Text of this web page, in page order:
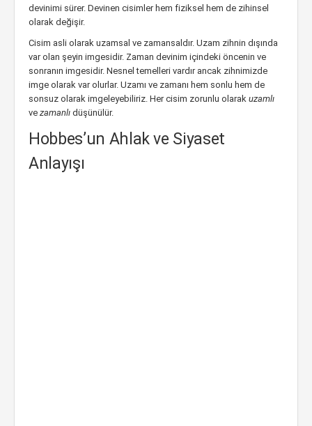
devinimi sürer. Devinen cisimler hem fiziksel hem de zihinsel
olarak değişir.
Cisim asli olarak uzamsal ve zamansaldır. Uzam zihnin dışında
var olan şeyin imgesidir. Zaman devinim içindeki öncenin ve
sonranın imgesidir. Nesnel temelleri vardır ancak zihnimizde
imge olarak var olurlar. Uzamı ve zamanı hem sonlu hem de
sonsuz olarak imgeleyebiliriz. Her cisim zorunlu olarak uzamlı
ve zamanlı düşünülür.
Hobbes’un Ahlak ve Siyaset
Anlayışı